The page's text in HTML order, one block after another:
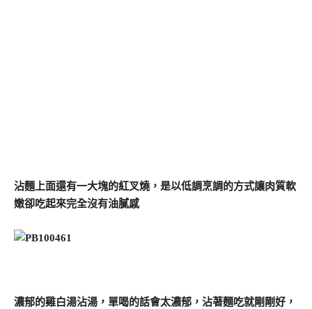
沾麵上面還有一大塊的紅叉燒，是以低調烹調的方式讓肉質軟
嫩卻吃起來完全沒有油膩感
濃郁的雞白湯沾湯，單喝的話會太濃郁，沾著麵吃就剛剛好，